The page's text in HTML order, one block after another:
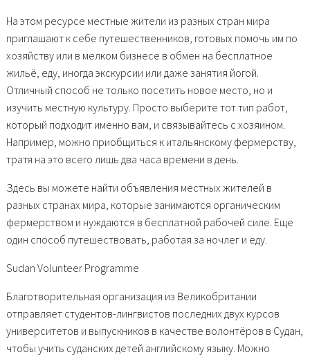
На этом ресурсе местные жители из разных стран мира
приглашают к себе путешественников, готовых помочь им по
хозяйству или в мелком бизнесе в обмен на бесплатное
жильё, еду, иногда экскурсии или даже занятия йогой.
Отличный способ не только посетить новое место, но и
изучить местную культуру. Просто выберите тот тип работ,
который подходит именно вам, и связывайтесь с хозяином.
Например, можно приобщиться к итальянскому фермерству,
тратя на это всего лишь два часа времени в день.
Здесь вы можете найти объявления местных жителей в
разных странах мира, которые занимаются органическим
фермерством и нуждаются в бесплатной рабочей силе. Ещё
один способ путешествовать, работая за ночлег и еду.
Sudan Volunteer Programme
Благотворительная организация из Великобритании
отправляет студентов-лингвистов последних двух курсов
университетов и выпускников в качестве волонтёров в Судан,
чтобы учить суданских детей английскому языку. Можно